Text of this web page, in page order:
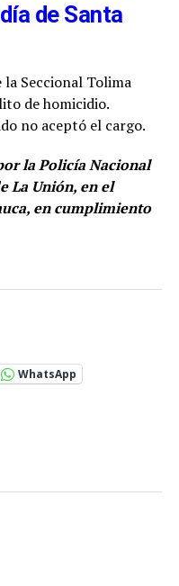
de Santa
la Seccional Tolima
de homicidio.
no aceptó el cargo.
la Policía Nacional
La Unión, en el
en cumplimiento
WhatsApp